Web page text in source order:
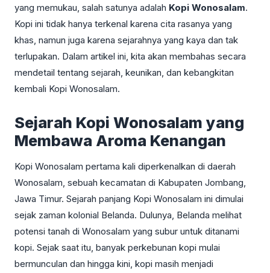
yang memukau, salah satunya adalah Kopi Wonosalam.
Kopi ini tidak hanya terkenal karena cita rasanya yang
khas, namun juga karena sejarahnya yang kaya dan tak
terlupakan. Dalam artikel ini, kita akan membahas secara
mendetail tentang sejarah, keunikan, dan kebangkitan
kembali Kopi Wonosalam.
Sejarah Kopi Wonosalam yang
Membawa Aroma Kenangan
Kopi Wonosalam pertama kali diperkenalkan di daerah
Wonosalam, sebuah kecamatan di Kabupaten Jombang,
Jawa Timur. Sejarah panjang Kopi Wonosalam ini dimulai
sejak zaman kolonial Belanda. Dulunya, Belanda melihat
potensi tanah di Wonosalam yang subur untuk ditanami
kopi. Sejak saat itu, banyak perkebunan kopi mulai
bermunculan dan hingga kini, kopi masih menjadi